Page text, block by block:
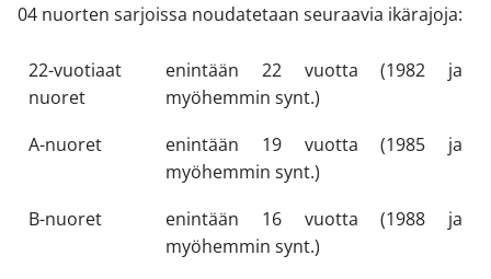
04 nuorten sarjoissa noudatetaan seuraavia ikärajoja:
22-vuotiaat
nuoret
enintään 22 vuotta (1982 ja
myöhemmin synt.)
A-nuoret
enintään 19 vuotta (1985 ja
myöhemmin synt.)
B-nuoret
enintään 16 vuotta (1988 ja
myöhemmin synt.)